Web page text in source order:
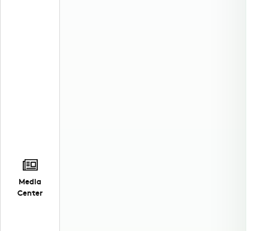
Media
Center